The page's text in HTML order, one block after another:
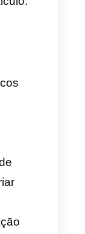
Sheets
na
do
de
a
desde